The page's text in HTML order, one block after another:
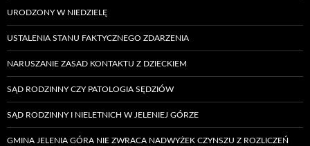
URODZONY W NIEDZIELĘ
USTALENIA STANU FAKTYCZNEGO ZDARZENIA
NARUSZANIE ZASAD KONTAKTU Z DZIECKIEM
SĄD RODZINNY CZY PATOLOGIA SĘDZIÓW
SĄD RODZINNY I NIELETNICH W JELENIEJ GÓRZE
GMINA JELENIA GÓRA NIE ZWRACA NADWYŻEK CZYNSZU Z ROZLICZEŃ